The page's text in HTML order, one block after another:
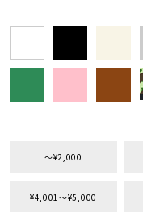
価格から探す
〜¥2,000
¥4,001〜¥5,000